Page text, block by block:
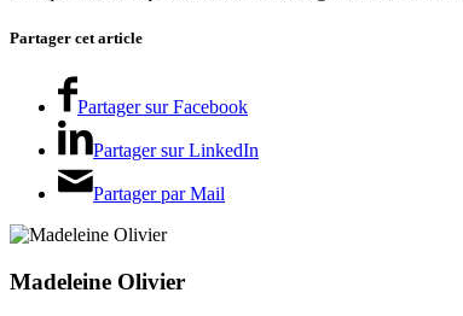
Partager cet article
Partager sur Facebook
Partager sur LinkedIn
Partager par Mail
Madeleine Olivier